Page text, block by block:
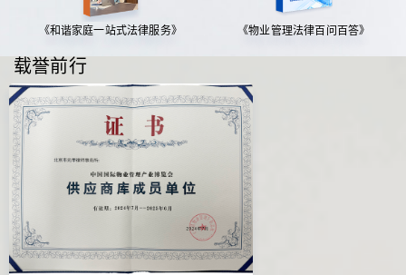
《和谐家庭一站式法律服务》 《物业管理法律百问百答》
载誉前行